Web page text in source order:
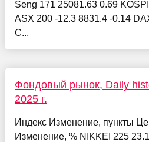
Seng 171 25081.63 0.69
ASX 200 -12.3 8831.4 -0.14
C...
Фондовый рынок, Daily
2025 г.
Индекс Изменение, пункты
Изменение, % NIKKEI 225